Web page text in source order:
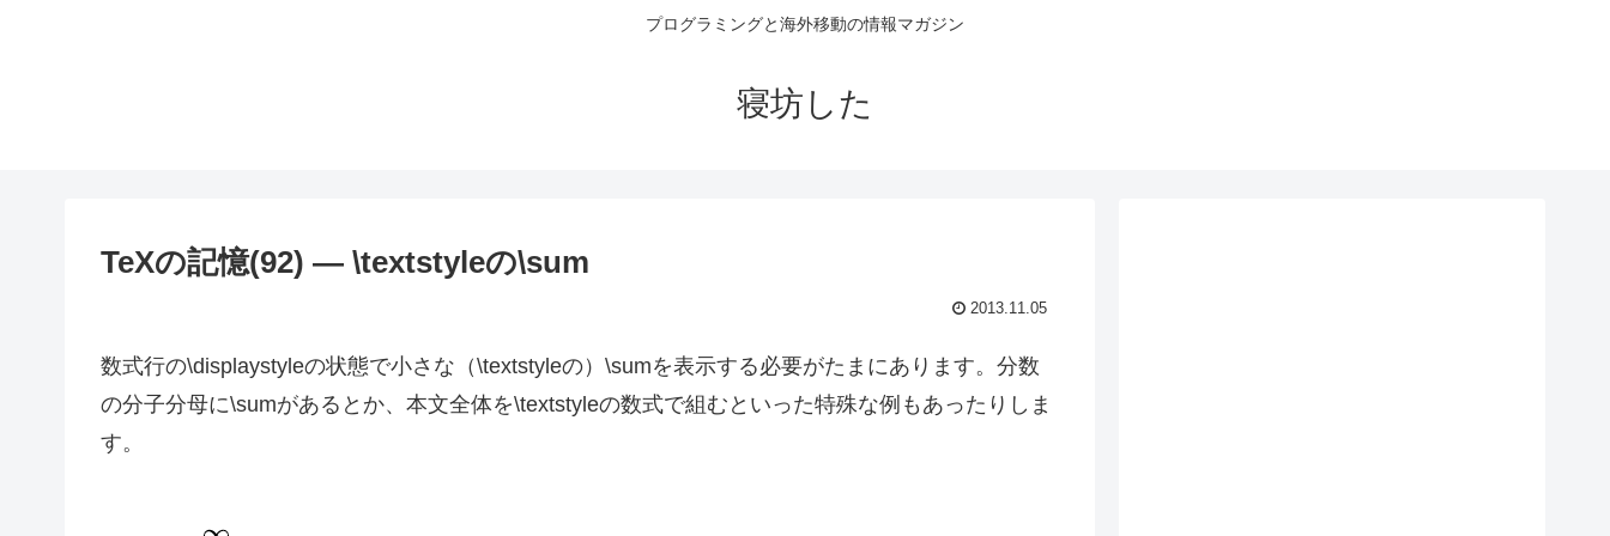
プログラミングと海外移動の情報マガジン
寝坊した
TeXの記憶(92) — \textstyleの\sum
2013.11.05
数式行の\displaystyleの状態で小さな（\textstyleの）\sumを表示する必要がたまにあります。分数
の分子分母に\sumがあるとか、本文全体を\textstyleの数式で組むといった特殊な例もあったりしま
す。